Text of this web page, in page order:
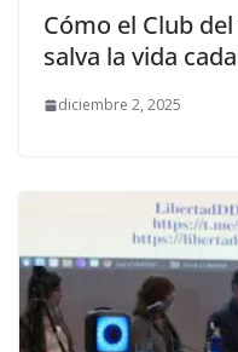
Cómo el Club
salva la vida
diciembre 2, 2025